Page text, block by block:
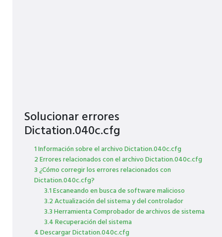
Solucionar errores
Dictation.040c.cfg
1 Información sobre el archivo Dictation.040c.cfg
2 Errores relacionados con el archivo Dictation.040c.cfg
3 ¿Cómo corregir los errores relacionados con
Dictation.040c.cfg?
3.1 Escaneando en busca de software malicioso
3.2 Actualización del sistema y del controlador
3.3 Herramienta Comprobador de archivos de sistema
3.4 Recuperación del sistema
4 Descargar Dictation.040c.cfg